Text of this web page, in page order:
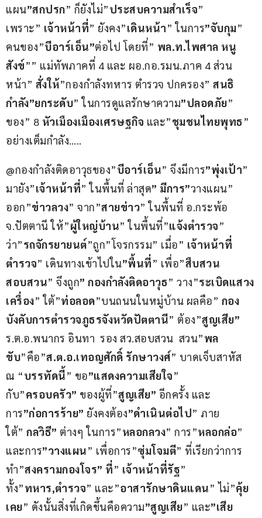
แผน”สกปรก” ก็ยังไม่”ประสบความสำเร็จ”
เพราะ” เจ้าหน้าที่” ยังคง”เดินหน้า” ในการ”จับกุม”
คนของ”บีอาร์เอ็น”ต่อไป โดยที่” พล.ท.ไพศาล หนู
สังข์”” แม่ทัพภาคที่ 4 และ ผอ.กอ.รมน.ภาค 4 ส่วน
หน้า” สั่งให้”กองกำลังทหาร ตำรวจ ปกครอง” สนธิ
กำลัง”ยกระดับ” ในการดูแลรักษาความ”ปลอดภัย”
ของ” 8 หัวเมืองเมืองเศรษฐกิจ และ”ชุมชนไทยพุทธ”
อย่างเต็มกำลัง…..
@กองกำลังติดอาวุธของ”บีอาร์เอ็น” จึงมีการ”พุ่งเป้า”
มายัง”เจ้าหน้าที่” ในพื้นที่ ล่าสุด” มีการ”วางแผน”
ออก”ข่าวลวง” จาก”สายข่าว” ในพื้นที่ อ.กระพ้อ
จ.ปัตตานี ให้”ผู้ใหญ่บ้าน” ในพื้นที่”แจ้งตำรวจ”
ว่า”รถจักรยายนต์”ถูก”โจรกรรม” เมื่อ” เจ้าหน้าที่
ตำรวจ” เดินทางเข้าไปใน”พื้นที่” เพื่อ”สืบสวน
สอบสวน” จึงถูก” กองกำลังติดอาวุธ” วาง”ระเบิดแสวง
เครื่อง” ใต้”ท่อลอด”บนถนนในหมู่บ้าน ผลคือ” กอง
บังคับการตำรวจภูธรจังหวัดปัตตานี” ต้อง”สูญเสีย”
ร.ต.อ.พนากร อินทา  รอง สว.สอบสวน  สวน”พล
ขับ”คือ”ส.ต.อ.เทอญศักดิ์ รักษาวงศ์” บาดเจ็บสาหัส
ณ “บรรทัดนี้” ขอ”แสดงความเสียใจ”
กับ”ครอบครัว” ของผู้ที่”สูญเสีย” อีกครั้ง และ
การ”ก่อการร้าย” ยังคงต้อง”ดำเนินต่อไป” ภาย
ใต้” กลวิธี” ต่างๆ ในการ”หลอกลวง” การ”หลอกล่อ”
และการ”วางแผน” เพื่อการ”ซุ่มโจมตี” ที่เรียกว่าการ
ทำ”สงครามกองโจร” ที่” เจ้าหน้าที่รัฐ”
ทั้ง”ทหาร,ตำรวจ” และ”อาสารักษาดินแดน” ไม่”คุ้ย
เคย” ดังนั้นสิ่งที่เกิดขึ้นคือความ”สูญเสีย” และ”เสีย